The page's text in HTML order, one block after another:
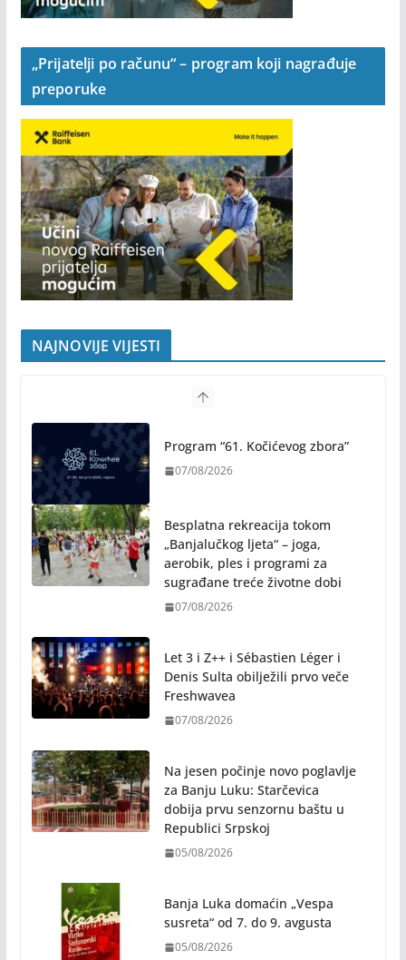
„Prijatelji po računu“ – program koji nagrađuje
preporuke
NAJNOVIJE VIJESTI
Program “61. Kočićevog zbora”
07/08/2026
Besplatna rekreacija tokom
„Banjalučkog ljeta“ – joga,
aerobik, ples i programi za
sugrađane treće životne dobi
07/08/2026
Let 3 i Z++ i Sébastien Léger i
Denis Sulta obilježili prvo veče
Freshwavea
07/08/2026
Na jesen počinje novo poglavlje
za Banju Luku: Starčevica
dobija prvu senzornu baštu u
Republici Srpskoj
05/08/2026
Banja Luka domaćin „Vespa
susreta“ od 7. do 9. avgusta
05/08/2026